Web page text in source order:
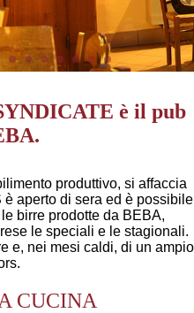
è il pub
produttivo, si affaccia
aperto di sera ed è possibile
birre prodotte da BEBA,
le speciali e le stagionali.
e, nei mesi caldi, di un ampio
CUCINA